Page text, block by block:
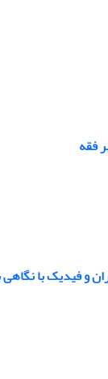
فقه
و فیدیک با